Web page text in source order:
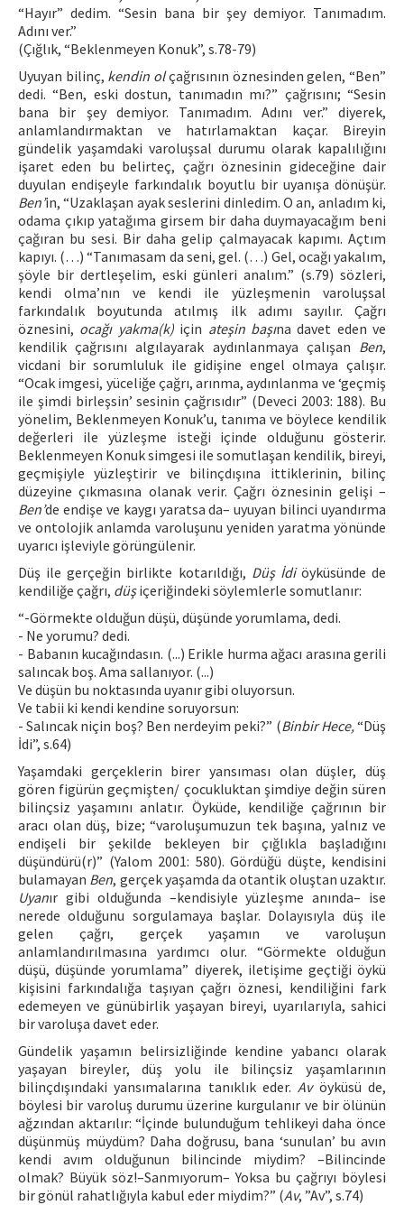
“Hayır” dedim. “Sesin bana bir şey demiyor. Tanımadım.
Adını ver.”
(Çığlık, “Beklenmeyen Konuk”, s.78-79)
Uyuyan bilinç, kendin olçağrısının öznesinden gelen, “Ben”
dedi. “Ben, eski dostun, tanımadın mı?” çağrısını; “Sesin
bana bir şey demiyor. Tanımadım. Adını ver.” diyerek,
anlamlandırmaktan ve hatırlamaktan kaçar. Bireyin
gündelik yaşamdaki varoluşsal durumu olarak kapalılığını
işaret eden bu belirteç, çağrı öznesinin gideceğine dair
duyulan endişeyle farkındalık boyutlu bir uyanışa dönüşür.
Ben’in, “Uzaklaşan ayak seslerini dinledim. O an, anladım ki,
odama çıkıp yatağıma girsem bir daha duymayacağım beni
çağıran bu sesi. Bir daha gelip çalmayacak kapımı. Açtım
kapıyı. (…) “Tanımasam da seni, gel. (…) Gel, ocağı yakalım,
şöyle bir dertleşelim, eski günleri analım.” (s.79) sözleri,
kendi olma’nın ve kendi ile yüzleşmenin varoluşsal
farkındalık boyutunda atılmış ilk adımı sayılır. Çağrı
öznesini, ocağı yakma(k)için ateşin başına davet eden ve
kendilik çağrısını algılayarak aydınlanmaya çalışan Ben,
vicdani bir sorumluluk ile gidişine engel olmaya çalışır.
“Ocak imgesi, yüceliğe çağrı, arınma, aydınlanma ve ‘geçmiş
ile şimdi birleşsin’ sesinin çağrısıdır” (Deveci 2003: 188). Bu
yönelim, Beklenmeyen Konuk’u, tanıma ve böylece kendilik
değerleri ile yüzleşme isteği içinde olduğunu gösterir.
Beklenmeyen Konuk simgesi ile somutlaşan kendilik, bireyi,
geçmişiyle yüzleştirir ve bilinçdışına ittiklerinin, bilinç
düzeyine çıkmasına olanak verir. Çağrı öznesinin gelişi –
Ben’de endişe ve kaygı yaratsa da– uyuyan bilinci uyandırma
ve ontolojik anlamda varoluşunu yeniden yaratma yönünde
uyarıcı işleviyle görüngülenir.
Düş ile gerçeğin birlikte kotarıldığı, Düş İdiöyküsünde de
kendiliğe çağrı, düşiçeriğindeki söylemlerle somutlanır:
“-Görmekte olduğun düşü, düşünde yorumlama, dedi.
- Ne yorumu? dedi.
- Babanın kucağındasın. (...) Erikle hurma ağacı arasına gerili
salıncak boş. Ama sallanıyor. (...)
Ve düşün bu noktasında uyanır gibi oluyorsun.
Ve tabii ki kendi kendine soruyorsun:
- Salıncak niçin boş? Ben nerdeyim peki?” (Binbir Hece,“Düş
İdi”, s.64)
Yaşamdaki gerçeklerin birer yansıması olan düşler, düş
gören figürün geçmişten/ çocukluktan şimdiye değin süren
bilinçsiz yaşamını anlatır. Öyküde, kendiliğe çağrının bir
aracı olan düş, bize; “varoluşumuzun tek başına, yalnız ve
endişeli bir şekilde bekleyen bir çığlıkla başladığını
düşündürü(r)” (Yalom 2001: 580). Gördüğü düşte, kendisini
bulamayan Ben, gerçek yaşamda da otantik oluştan uzaktır.
Uyanır gibi olduğunda –kendisiyle yüzleşme anında– ise
nerede olduğunu sorgulamaya başlar. Dolayısıyla düş ile
gelen çağrı, gerçek yaşamın ve varoluşun
anlamlandırılmasına yardımcı olur. “Görmekte olduğun
düşü, düşünde yorumlama” diyerek, iletişime geçtiği öykü
kişisini farkındalığa taşıyan çağrı öznesi, kendiliğini fark
edemeyen ve günübirlik yaşayan bireyi, uyarılarıyla, sahici
bir varoluşa davet eder.
Gündelik yaşamın belirsizliğinde kendine yabancı olarak
yaşayan bireyler, düş yolu ile bilinçsiz yaşamlarının
bilinçdışındaki yansımalarına tanıklık eder.Avöyküsü de,
böylesi bir varoluş durumu üzerine kurgulanır ve bir ölünün
ağzından aktarılır: “İçinde bulunduğum tehlikeyi daha önce
düşünmüş müydüm? Daha doğrusu, bana ‘sunulan’ bu avın
kendi avım olduğunun bilincinde miydim? –Bilincinde
olmak? Büyük söz!–Sanmıyorum– Yoksa bu çağrıyı böylesi
bir gönül rahatlığıyla kabul eder miydim?” (Av, ”Av”, s.74)